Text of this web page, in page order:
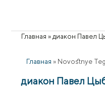
Вы здесь
Главная » диакон Павел
Главная » Novostnye
диакон Павел